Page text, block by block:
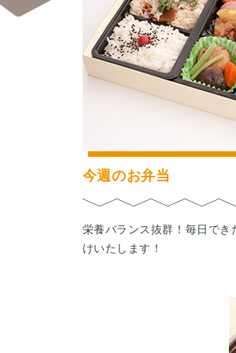
今週のお弁当
栄養バランス抜群！毎日でき
けいたします！